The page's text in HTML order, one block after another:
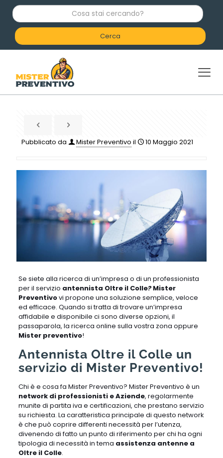
C
o
a
c
e
Pubblicato da Mister Preventivo il 10 Maggio 2021
Se siete alla ricerca di un’impresa o di un professionista
per il servizio antennista Oltre il Colle?Mister
Preventivovi propone una soluzione semplice, veloce
ed efficace. Quando si tratta di trovare un’impresa
affidabile e disponibile ci sono diverse opzioni, il
passaparola, la ricerca online sulla vostra zona oppure
Mister preventivo!
Antennista Oltre il Colle un
servizio di Mister Preventivo!
Chi è e cosa fa Mister Preventivo? Mister Preventivo è un
network di professionisti e Aziende, regolarmente
munite di partita iva e certificazioni, che prestano servizio
su richiesta. La caratteristica principale di questo network
è che può coprire differenti necessità per l’utenza,
divenendo di fatto un punto di riferimento per chi ha ogni
tipologia di necessità in tema assistenza antenne a
Oltre il Colle.